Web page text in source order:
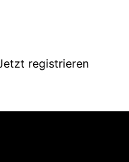
registrieren